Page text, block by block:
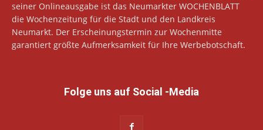
seiner Onlineausgabe ist das Neumarkter WOCHENBLATT
die Wochenzeitung für die Stadt und den Landkreis
Neumarkt. Der Erscheinungstermin zur Wochenmitte
garantiert größte Aufmerksamkeit für Ihre Werbebotschaft.
Folge uns auf Social -Media